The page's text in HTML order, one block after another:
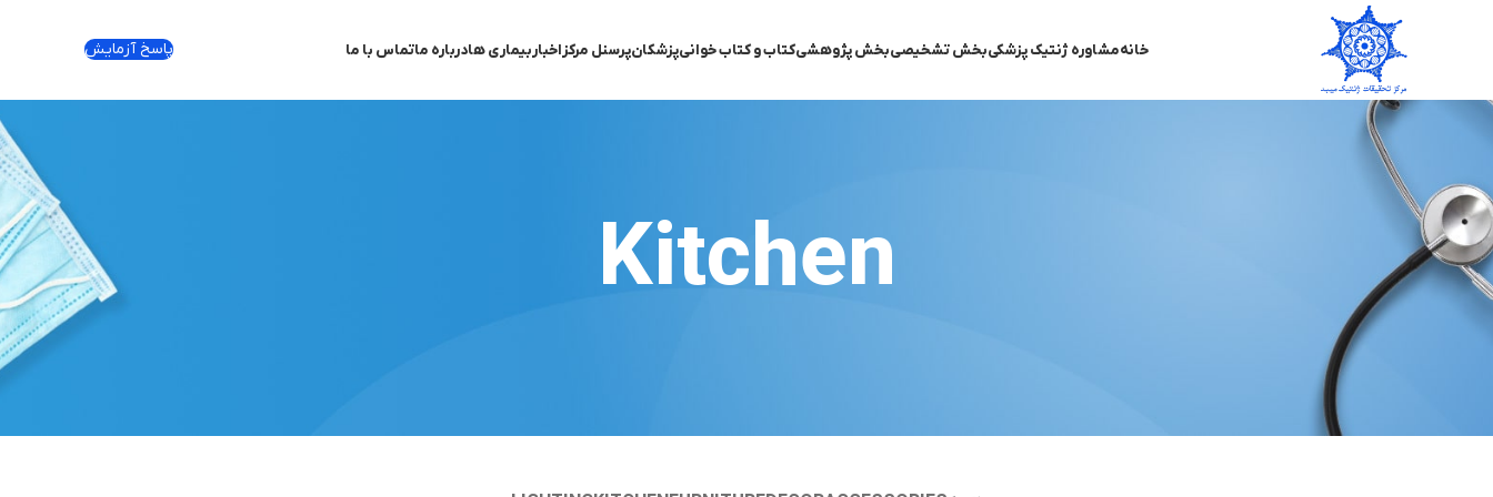
خانهمشاوره ژنتیک پزشکیبخش تشخیصیبخش پژوهشیکتاب و کتاب خوانیپزشکانپرسنل مرکزاخباربیماری هادرباره ماتماس با ما پاسخ آزمایش
Kitchen